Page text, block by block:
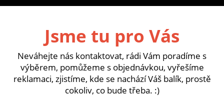
Jsme tu pro Vás
Neváhejte nás kontaktovat, rádi Vám poradíme s
výběrem, pomůžeme s objednávkou, vyřešíme
reklamaci, zjistíme, kde se nachází Váš balík, prostě
cokoliv, co bude třeba. :)